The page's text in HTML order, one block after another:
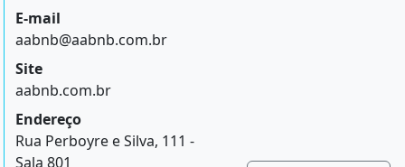
E-mail
aabnb@aabnb.com.br
Site
aabnb.com.br
Endereço
Rua Perboyre e Silva, 111 -
Sala 801